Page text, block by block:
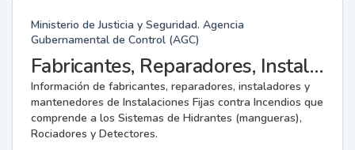
Ministerio de Justicia y Seguridad. Agencia
Gubernamental de Control (AGC)
Fabricantes, Reparadores, Instaladores y Mantenedores de Instalaciones Fijas contra Incendios.
Información de fabricantes, reparadores, instaladores y
mantenedores de Instalaciones Fijas contra Incendios que
comprende a los Sistemas de Hidrantes (mangueras),
Rociadores y Detectores.